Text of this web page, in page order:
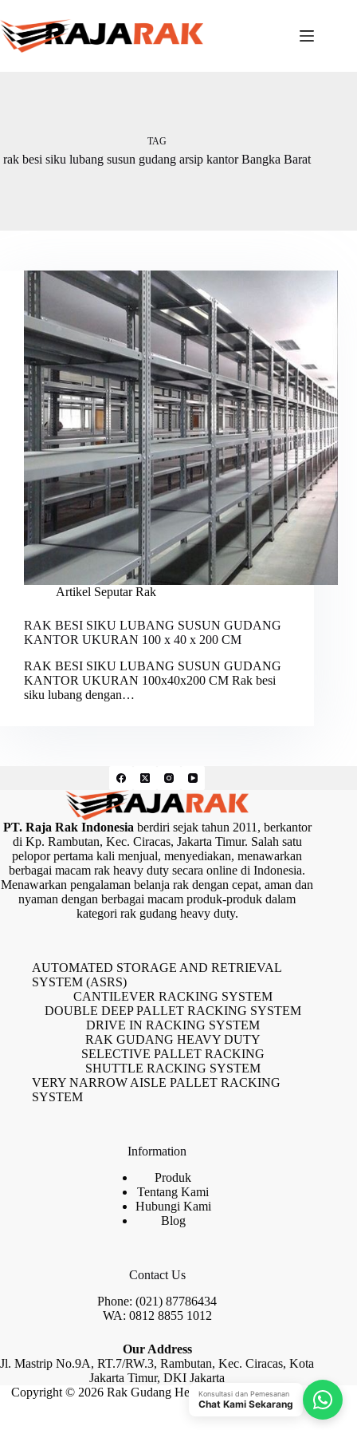
to
content
TAG
rak besi siku lubang susun gudang arsip kantor Bangka Barat
Artikel Seputar Rak
RAK BESI SIKU LUBANG SUSUN GUDANG
KANTOR UKURAN 100 x 40 x 200 CM
RAK BESI SIKU LUBANG SUSUN GUDANG
KANTOR UKURAN 100x40x200 CM Rak besi
siku lubang dengan…
PT. Raja Rak Indonesiaberdiri sejak tahun 2011, berkantor
di Kp. Rambutan, Kec. Ciracas, Jakarta Timur. Salah satu
pelopor pertama kali menjual, menyediakan, menawarkan
berbagai macam rak heavy duty secara online di Indonesia.
Menawarkan pengalaman belanja rak dengan cepat, aman dan
nyaman dengan berbagai macam produk-produk dalam
kategori rak gudang heavy duty.
AUTOMATED STORAGE AND RETRIEVAL
SYSTEM (ASRS)
CANTILEVER RACKING SYSTEM
DOUBLE DEEP PALLET RACKING SYSTEM
DRIVE IN RACKING SYSTEM
RAK GUDANG HEAVY DUTY
SELECTIVE PALLET RACKING
SHUTTLE RACKING SYSTEM
VERY NARROW AISLE PALLET RACKING
SYSTEM
Information
Produk
Tentang Kami
Hubungi Kami
Blog
Contact Us
Phone: (021) 87786434
WA: 0812 8855 1012
Our Address
Jl. Mastrip No.9A, RT.7/RW.3, Rambutan, Kec. Ciracas, Kota
Jakarta Timur, DKI Jakarta
Copyright © 2026 Rak Gudang Heayy Duty by Raja Rak
Konsultasi dan Pemesanan
Chat Kami Sekarang